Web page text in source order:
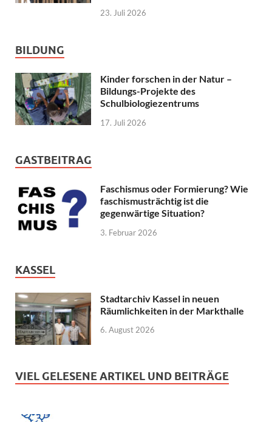
23. Juli 2026
BILDUNG
Kinder forschen in der Natur –
Bildungs-Projekte des
Schulbiologiezentrums
17. Juli 2026
GASTBEITRAG
Faschismus oder Formierung? Wie
faschismusträchtig ist die
gegenwärtige Situation?
3. Februar 2026
KASSEL
Stadtarchiv Kassel in neuen
Räumlichkeiten in der Markthalle
6. August 2026
VIEL GELESENE ARTIKEL UND BEITRÄGE